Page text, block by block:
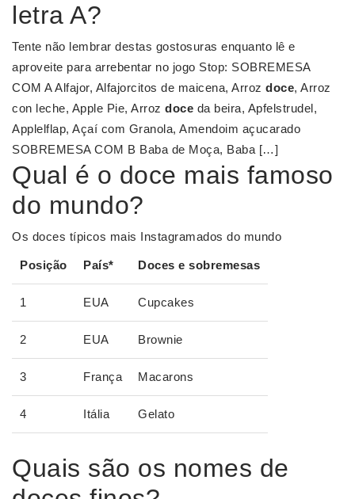
letra A?
Tente não lembrar destas gostosuras enquanto lê e
aproveite para arrebentar no jogo Stop: SOBREMESA
COM A Alfajor, Alfajorcitos de maicena, Arroz doce, Arroz
con leche, Apple Pie, Arroz doce da beira, Apfelstrudel,
Applelflap, Açaí com Granola, Amendoim açucarado
SOBREMESA COM B Baba de Moça, Baba […]
Qual é o doce mais famoso
do mundo?
Os doces típicos mais Instagramados do mundo
Posição País* Doces e sobremesas
1 EUA Cupcakes
2 EUA Brownie
3 França Macarons
4 Itália Gelato
Quais são os nomes de